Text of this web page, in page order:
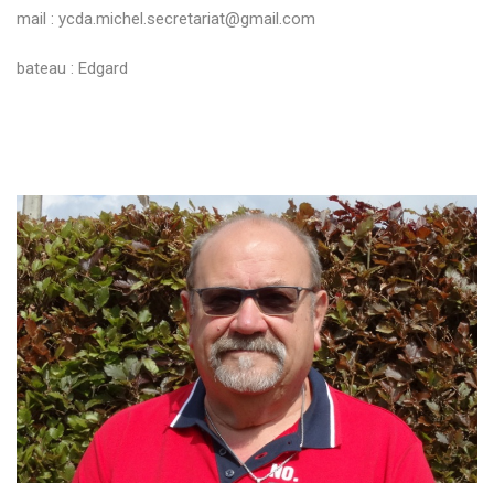
mail : ycda.michel.secretariat@gmail.com
bateau : Edgard